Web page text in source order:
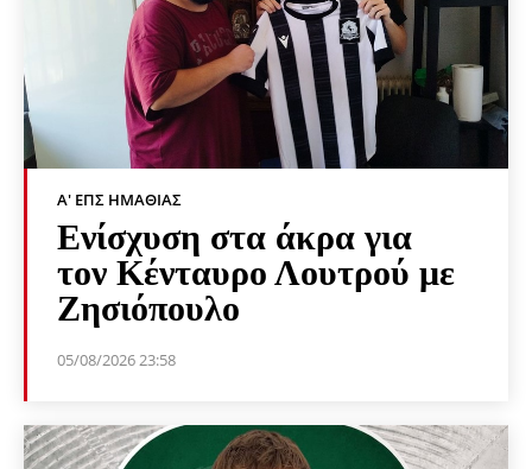
Α' ΕΠΣ ΗΜΑΘΊΑΣ
Ενίσχυση στα άκρα για
τον Κένταυρο Λουτρού με
Ζησιόπουλο
05/08/2026 23:58